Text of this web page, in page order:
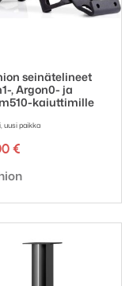
seinätelineet
, Argon0- ja
kaiuttimille
uusi paikka
€